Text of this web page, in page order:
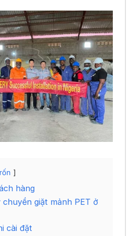
hàng
chuyền giặt mảnh PET ở
cài đặt